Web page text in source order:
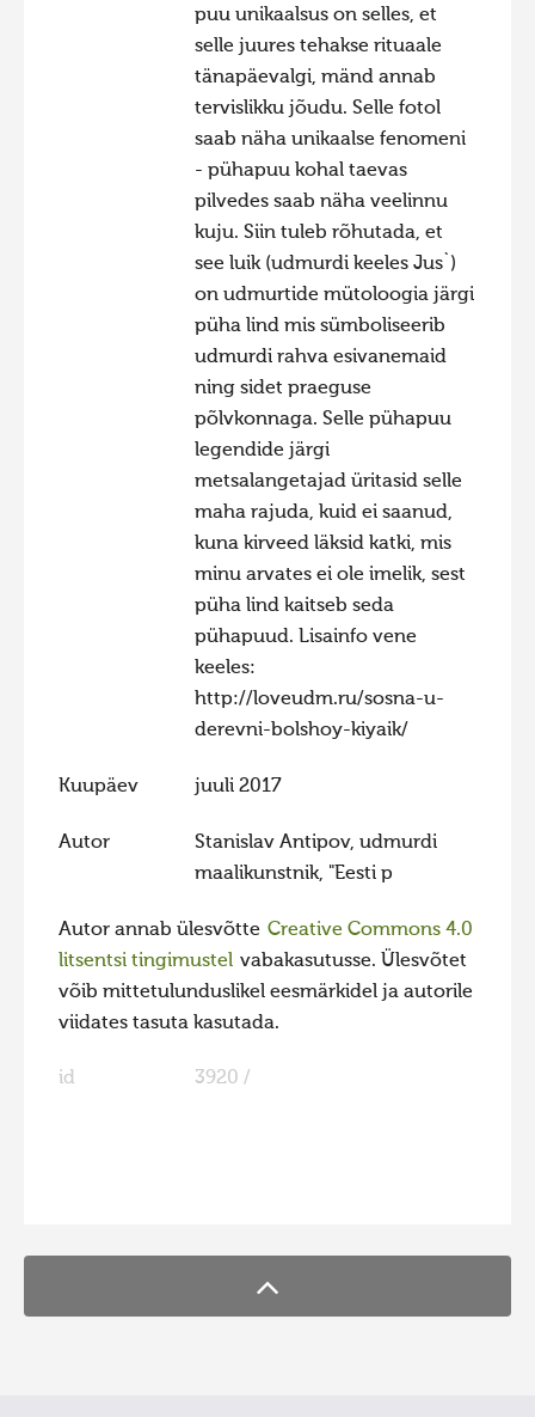
Hiite kuvavõistlus 2018
Hiite kuvavõistlus 2017
Hiite kuvavõistlus 2015
Hiite kuvavõistlus 2014
Hiite kuvavõistlus 2012
Hiite kuvavõistlus 2011
Hiite kuvavõistlus 2010
Hiite kuvavõistlus 2009
Hiite kuvavõistlus 2008
puu unikaalsus on selles, et
selle juures tehakse rituaale
tänapäevalgi, mänd annab
tervislikku jõudu. Selle fotol
saab näha unikaalse fenomeni
- pühapuu kohal taevas
pilvedes saab näha veelinnu
kuju. Siin tuleb rõhutada, et
see luik (udmurdi keeles Jus`)
on udmurtide mütoloogia järgi
püha lind mis sümboliseerib
udmurdi rahva esivanemaid
ning sidet praeguse
põlvkonnaga. Selle pühapuu
legendide järgi
metsalangetajad üritasid selle
maha rajuda, kuid ei saanud,
kuna kirveed läksid katki, mis
minu arvates ei ole imelik, sest
püha lind kaitseb seda
pühapuud. Lisainfo vene
keeles:
http://loveudm.ru/sosna-u-
derevni-bolshoy-kiyaik/
Kuupäev juuli 2017
Autor
Stanislav Antipov, udmurdi
maalikunstnik, "Eesti p
Autor annab ülesvõtte Creative Commons 4.0
litsentsi tingimustel vabakasutusse. Ülesvõtet
võib mittetulunduslikel eesmärkidel ja autorile
viidates tasuta kasutada.
id 3920 /